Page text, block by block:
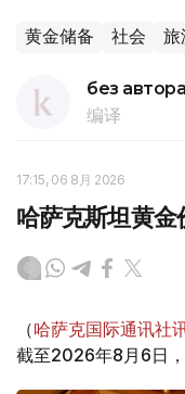
黄金储备 社会 旅
без автора
编译
17:15, 06 8月 2026
哈萨克斯坦黄金
（哈萨克国际通讯社
截至2026年8月6日